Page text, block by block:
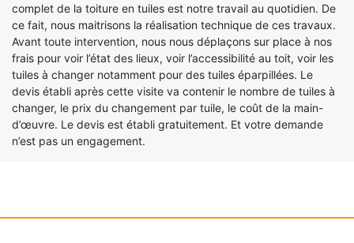
complet de la toiture en tuiles est notre travail au quotidien. De
ce fait, nous maitrisons la réalisation technique de ces travaux.
Avant toute intervention, nous nous déplaçons sur place à nos
frais pour voir l’état des lieux, voir l’accessibilité au toit, voir les
tuiles à changer notamment pour des tuiles éparpillées. Le
devis établi après cette visite va contenir le nombre de tuiles à
changer, le prix du changement par tuile, le coût de la main-
d’œuvre. Le devis est établi gratuitement. Et votre demande
n’est pas un engagement.